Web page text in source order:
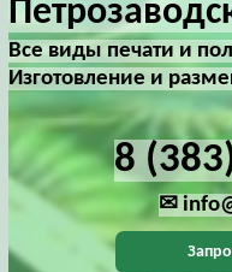
Все виды печати и
Изготовление и
8
✉